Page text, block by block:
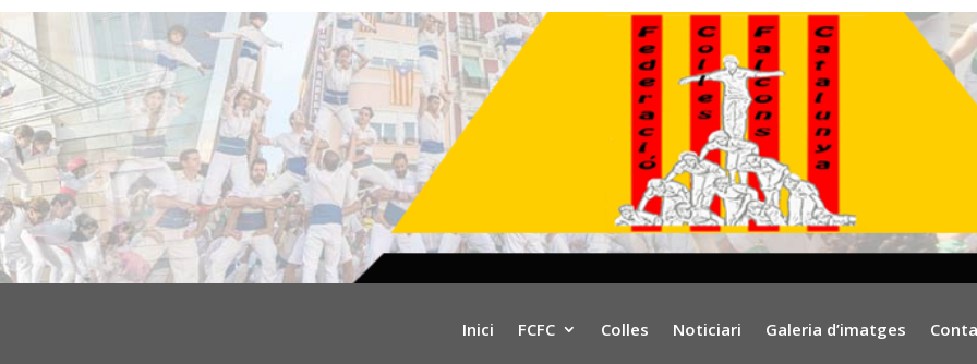
Inici FCFC Colles Noticiari Galeria d’imatges